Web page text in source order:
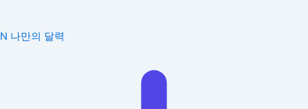
N 나만의 달력